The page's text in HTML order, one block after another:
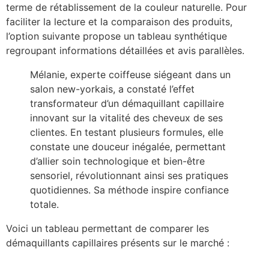
terme de rétablissement de la couleur naturelle. Pour
faciliter la lecture et la comparaison des produits,
l’option suivante propose un tableau synthétique
regroupant informations détaillées et avis parallèles.
Mélanie, experte coiffeuse siégeant dans un
salon new-yorkais, a constaté l’effet
transformateur d’un démaquillant capillaire
innovant sur la vitalité des cheveux de ses
clientes. En testant plusieurs formules, elle
constate une douceur inégalée, permettant
d’allier soin technologique et bien-être
sensoriel, révolutionnant ainsi ses pratiques
quotidiennes. Sa méthode inspire confiance
totale.
Voici un tableau permettant de comparer les
démaquillants capillaires présents sur le marché :